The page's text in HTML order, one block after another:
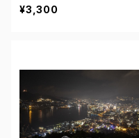
¥3,300